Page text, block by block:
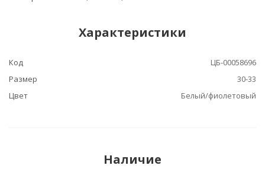
Характеристики
Код
ЦБ-00058696
Размер
30-33
Цвет
Белый/фиолетовый
Наличие